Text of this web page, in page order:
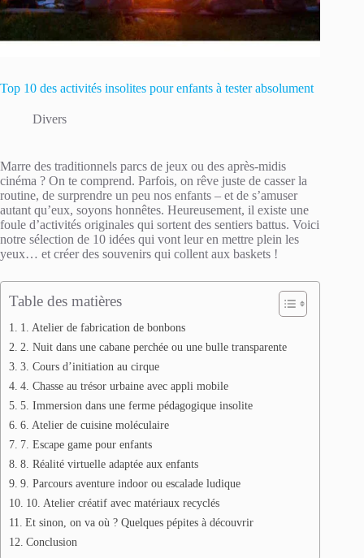
Top 10 des activités insolites pour enfants à tester absolument
Divers
Marre des traditionnels parcs de jeux ou des après-midis
cinéma ? On te comprend. Parfois, on rêve juste de casser la
routine, de surprendre un peu nos enfants – et de s’amuser
autant qu’eux, soyons honnêtes. Heureusement, il existe une
foule d’activités originales qui sortent des sentiers battus. Voici
notre sélection de 10 idées qui vont leur en mettre plein les
yeux… et créer des souvenirs qui collent aux baskets !
Table des matières
1. Atelier de fabrication de bonbons
2. Nuit dans une cabane perchée ou une bulle transparente
3. Cours d’initiation au cirque
4. Chasse au trésor urbaine avec appli mobile
5. Immersion dans une ferme pédagogique insolite
6. Atelier de cuisine moléculaire
7. Escape game pour enfants
8. Réalité virtuelle adaptée aux enfants
9. Parcours aventure indoor ou escalade ludique
10. Atelier créatif avec matériaux recyclés
Et sinon, on va où ? Quelques pépites à découvrir
Conclusion